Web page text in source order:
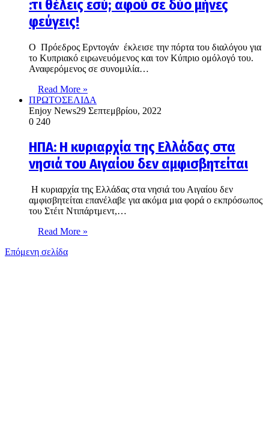
:τι θέλεις εσύ; αφού σε δύο μήνες
φεύγεις!
Ο Πρόεδρος Ερντογάν έκλεισε την πόρτα του διαλόγου για
το Κυπριακό ειρωνευόμενος και τον Κύπριο ομόλογό του.
Αναφερόμενος σε συνομιλία…
Read More »
ΠΡΩΤΟΣΕΛΙΔΑ
Enjoy News29 Σεπτεμβρίου, 2022
0 240
HΠΑ: Η κυριαρχία της Ελλάδας στα
νησιά του Αιγαίου δεν αμφισβητείται
Η κυριαρχία της Ελλάδας στα νησιά του Αιγαίου δεν
αμφισβητείται επανέλαβε για ακόμα μια φορά ο εκπρόσωπος
του Στέιτ Ντιπάρτμεντ,…
Read More »
Επόμενη σελίδα